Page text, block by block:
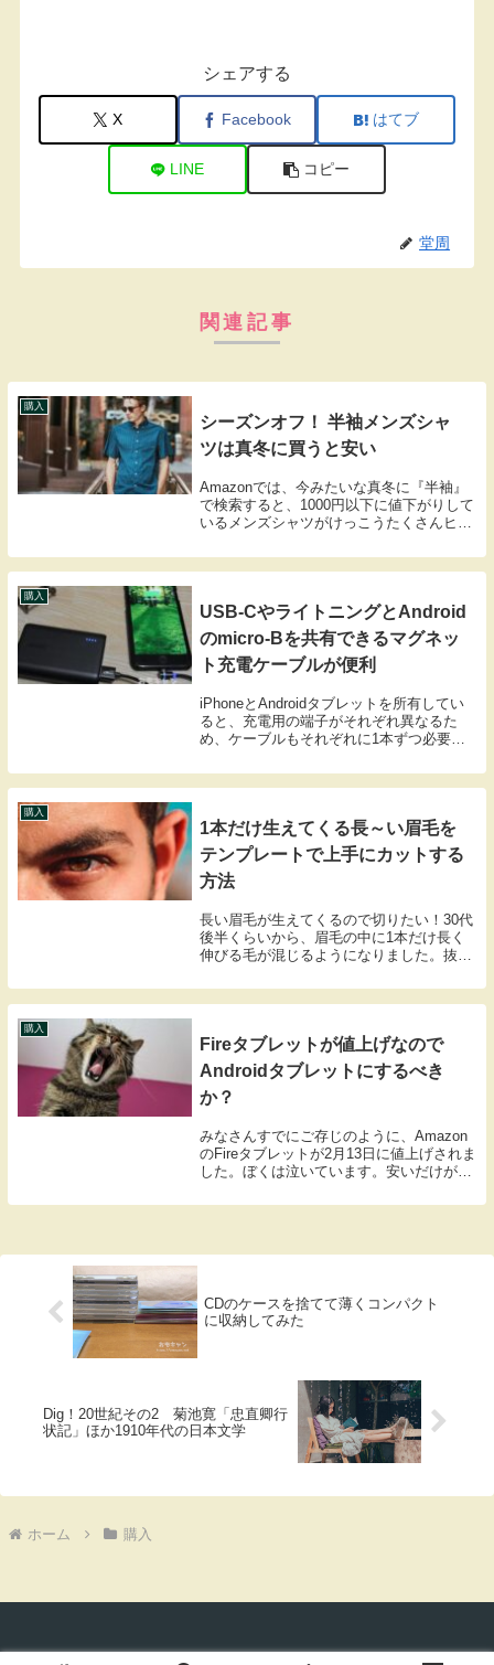
シェアする
X Facebook はてブ
LINE コピー
堂周
関連記事
購入
シーズンオフ！ 半袖メンズシャ
ツは真冬に買うと安い
Amazonでは、今みたいな真冬に『半袖』
で検索すると、1000円以下に値下がりして
いるメンズシャツがけっこうたくさんヒッ
380円。このシャツを買ってみた。380円の
激安半袖シャツを購入冬に半袖を買おう
購入
USB-CやライトニングとAndroid
のmicro-Bを共有できるマグネッ
ト充電ケーブルが便利
iPhoneとAndroidタブレットを所有してい
ると、充電用の端子がそれぞれ異なるた
め、ケーブルもそれぞれに1本ずつ必要
ら、両方を1本のケーブルで充電できるの
で便利だ。AndroidスマホとiPadなど...
購入
1本だけ生えてくる長～い眉毛を
テンプレートで上手にカットする
方法
長い眉毛が生えてくるので切りたい！30代
後半くらいから、眉毛の中に1本だけ長く
伸びる毛が混じるようになりました。抜い
えてきて、そのたびに繰り返し抜いている
ので、その毛の根元だけ痛みに敏感になっ
購入
Fireタブレットが値上げなので
Androidタブレットにするべき
か？
みなさんすでにご存じのように、Amazon
のFireタブレットが2月13日に値上げされま
した。ぼくは泣いています。安いだけが取
ブレットよ…。FireタブがAndroidタブに勝
CDのケースを捨てて薄くコンパクト
に収納してみた
Dig！20世紀その2 菊池寛「忠直卿行
状記」ほか1910年代の日本文学
ホーム 購入